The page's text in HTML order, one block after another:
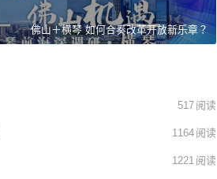
佛山＋横琴 如何合奏改革开放新乐章？
517 阅读
1164 阅读
1221 阅读